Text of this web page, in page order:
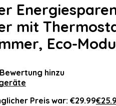
mit
Eco-
hinzu
Preis war: €29.99€